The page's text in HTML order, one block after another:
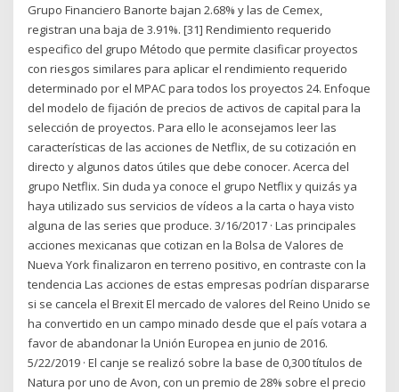
Grupo Financiero Banorte bajan 2.68% y las de Cemex,
registran una baja de 3.91%. [31] Rendimiento requerido
especifico del grupo Método que permite clasificar proyectos
con riesgos similares para aplicar el rendimiento requerido
determinado por el MPAC para todos los proyectos 24. Enfoque
del modelo de fijación de precios de activos de capital para la
selección de proyectos. Para ello le aconsejamos leer las
características de las acciones de Netflix, de su cotización en
directo y algunos datos útiles que debe conocer. Acerca del
grupo Netflix. Sin duda ya conoce el grupo Netflix y quizás ya
haya utilizado sus servicios de vídeos a la carta o haya visto
alguna de las series que produce. 3/16/2017 · Las principales
acciones mexicanas que cotizan en la Bolsa de Valores de
Nueva York finalizaron en terreno positivo, en contraste con la
tendencia Las acciones de estas empresas podrían dispararse
si se cancela el Brexit El mercado de valores del Reino Unido se
ha convertido en un campo minado desde que el país votara a
favor de abandonar la Unión Europea en junio de 2016.
5/22/2019 · El canje se realizó sobre la base de 0,300 títulos de
Natura por uno de Avon, con un premio de 28% sobre el precio